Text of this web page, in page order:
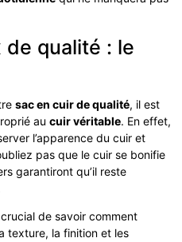
qualité : le
sac en cuir de qualité, il est
au cuir véritable. En effet,
l’apparence du cuir et
pas que le cuir se bonifie
garantiront qu’il reste
de savoir comment
texture, la finition et les